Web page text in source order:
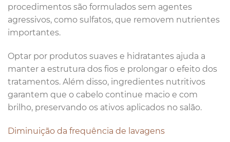
procedimentos são formulados sem agentes
agressivos, como sulfatos, que removem nutrientes
importantes.
Optar por produtos suaves e hidratantes ajuda a
manter a estrutura dos fios e prolongar o efeito dos
tratamentos. Além disso, ingredientes nutritivos
garantem que o cabelo continue macio e com
brilho, preservando os ativos aplicados no salão.
Diminuição da frequência de lavagens